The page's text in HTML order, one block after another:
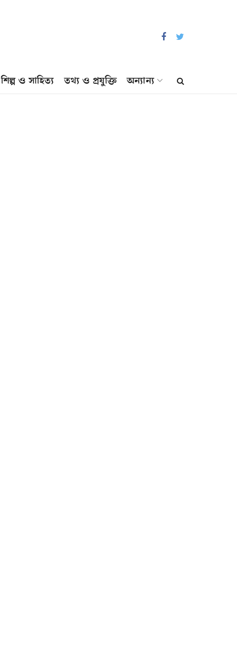
শিল্প ও সাহিত্য তথ্য ও প্রযুক্তি অন্যান্য